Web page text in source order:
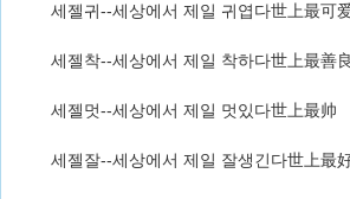
세젤귀--세상에서 제일 귀엽다世上最可
세젤착--세상에서 제일 착하다世上最善良
세젤멋--세상에서 제일 멋있다世上最帅
세젤잘--세상에서 제일 잘생긴다世上最